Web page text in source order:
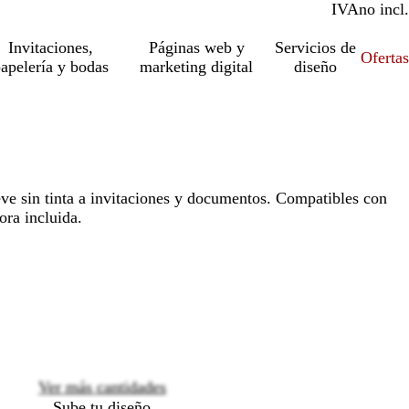
IVAincl.
no incl.
Invitaciones,
y bodas
Páginas web y
marketing digital
Servicios de
diseño
Ofertas
sin tinta a invitaciones y documentos. Compatibles con
incluida.
Ver más cantidades